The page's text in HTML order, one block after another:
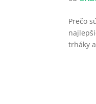
Prečo
trháky